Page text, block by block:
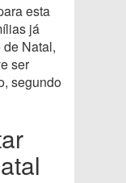
esta
já
Natal,
ser
segundo